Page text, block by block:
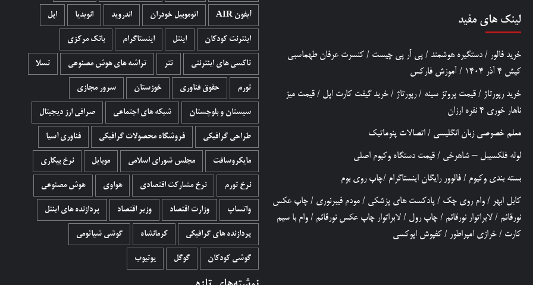
لینک های مفید
خرید فالور / دستگیره هوشمند / پی آر پی چیست / کنسرت عرفان طهماسبی
کیش 4 آذر 1404
/ آموزش فارکس
خرید رپورتاژ / قیمت پروتز سینه /رپورتاژ / خرید گیفت کارت اپل / قیمت میز
ناهار خوری 4 نفره ارزان
معلم خصوصی زبان انگلیسی / اتصالات پنوماتیک
لوله فلکسیبل – شاهرخی / قیمت دستگاه وکیوم اصلی
بسته بندی وکیوم / فالوور رایگان اینستاگرام /چاپ روی بوم
کابل ابهر / وام روی چک / پادکست های پزشکی / مودم فیبرنوری / چاپ عکس
نورقائم / لابراتوار نورقائم / چاپ رول / لابراتوار چاپ عکس نورقائم / وام با سیم
کارت / خرازی امپراطور / کفپوش اپوکسی
آیفون AIR اتوموبیل خودران اندروید انویدیا اپل
اینترنت کودکان اینتل اینستاگرام بانک مرکزی
تاکسی های اینترنتی تتر تراشه های هوش مصنوعی تسلا
تورم حقوق فناوری خوزستان سرور مجازی
سیستان و بلوچستان شبکه های اجتماعی صرافی ارز دیجیتال
طراحی گرافیکی فروشگاه محصولات گرافيکی فناوری آسیا
مایکروسافت مجلس شورای اسلامی موبایل نرخ بیکاری
نرخ تورم نرخ مشارکت اقتصادی هواوی هوش مصنوعی
واتساپ وزارت اقتصاد وزیر اقتصاد پردازنده های اینتل
پردازنده های گرافیکی کرمانشاه گوشی شیائومی
گوشی کودکان گوگل یوتیوب